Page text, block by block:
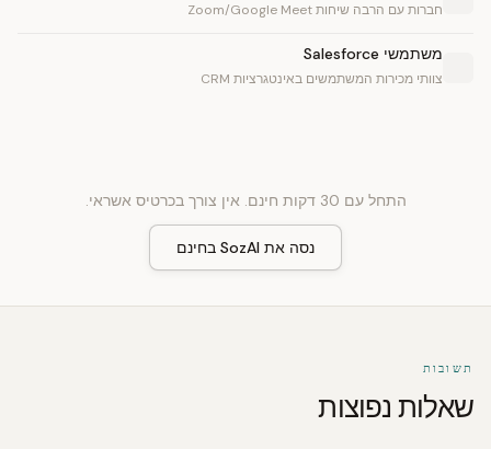
חברות עם הרבה שיחות Zoom/Google Meet
משתמשי Salesforce
צוותי מכירות המשתמשים באינטגרציות CRM
התחל עם 30 דקות חינם. אין צורך בכרטיס אשראי.
נסה את SozAI בחינם
תשובות
שאלות נפוצות